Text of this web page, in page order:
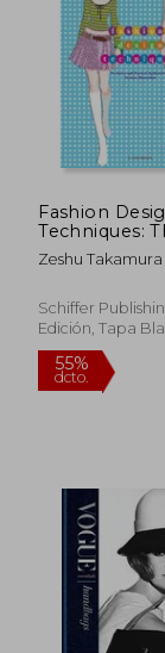
40%
dcto.
Fashion
Techniques:
Basics and
Application of
(en Inglés)
Zeshu Takamura
Schiffer
Edición, Tapa
Nuevo